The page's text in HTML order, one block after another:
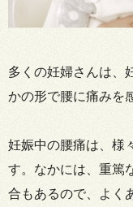
多くの妊婦さんは、
かの形で腰に痛みを
妊娠中の腰痛は、様
す。なかには、重篤
合もあるので、よく